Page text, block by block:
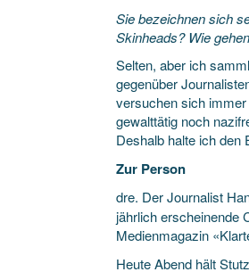
Sie bezeichnen sich
Skinheads? Wie
Selten, aber ich
gegenüber
versuchen sich
gewalttätig noch
Deshalb halte ich den
Zur Person
dre. Der Journalist
jährlich erscheinende
Medienmagazin
Heute Abend hält